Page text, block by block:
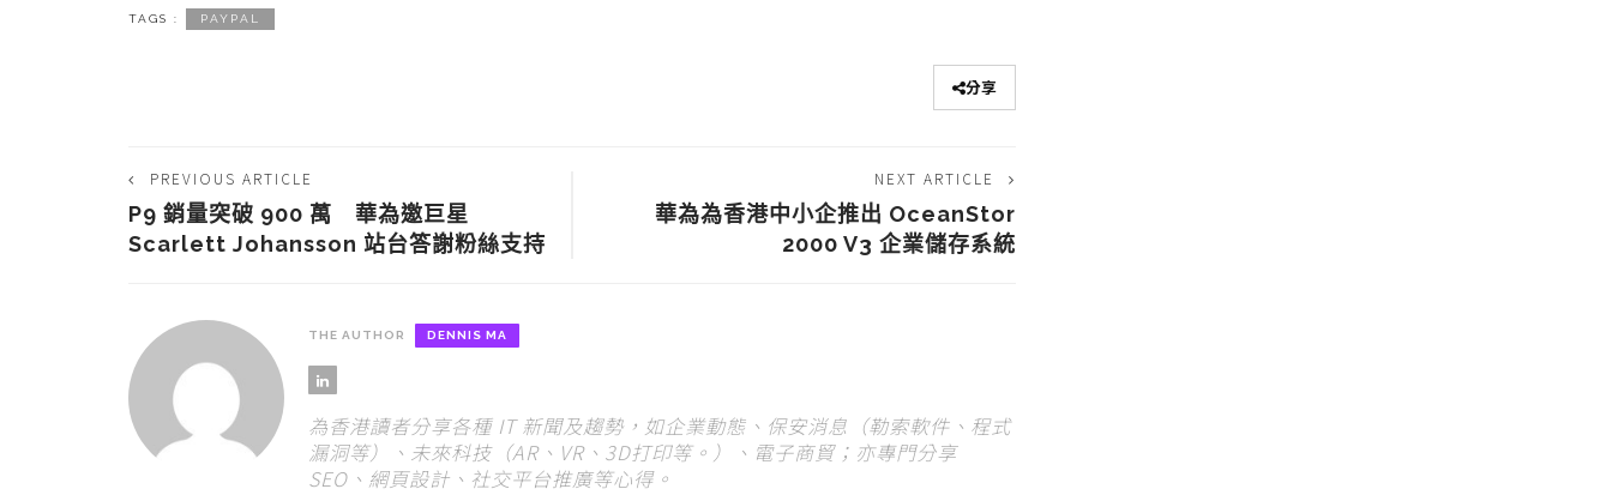
TAGS : PAYPAL
分享
PREVIOUS ARTICLE
P9 銷量突破 900 萬 華為邀巨星
Scarlett Johansson 站台答謝粉絲支持
NEXT ARTICLE
華為為香港中小企推出 OceanStor
2000 V3 企業儲存系統
THE AUTHOR DENNIS MA
為香港讀者分享各種 IT 新聞及趨勢，如企業動態、保安消息（勒索軟件、程式
漏洞等）、未來科技（AR、VR、3D打印等。）、電子商貿；亦專門分享
SEO、網頁設計、社交平台推廣等心得。